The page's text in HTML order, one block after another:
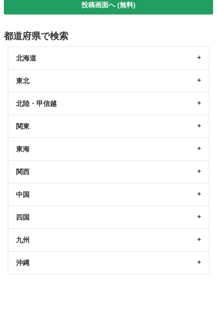
投稿画面へ (無料)
都道府県で検索
北海道
東北
北陸・甲信越
関東
東海
関西
中国
四国
九州
沖縄